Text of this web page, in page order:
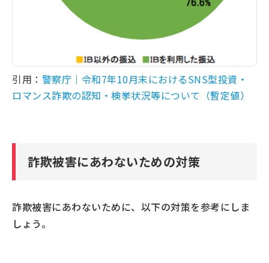
引用： 警察庁｜令和7年10月末におけるSNS型投資・
ロマンス詐欺の認知・検挙状況等について（暫定値）
詐欺被害にあわないための対策
詐欺被害にあわないために、以下の対策を参考にしま
しょう。